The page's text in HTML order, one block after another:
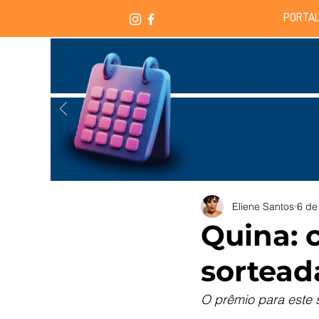
Quina:
Eliene Santos 6
O prêmio para este